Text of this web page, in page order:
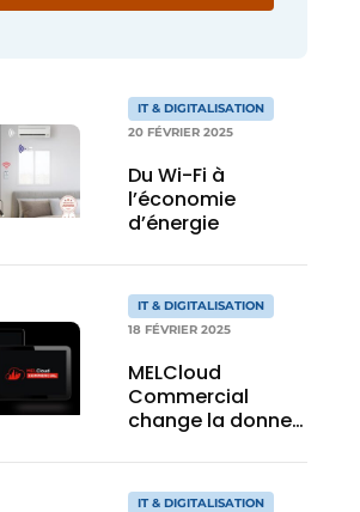
IT & DIGITALISATION
20 FÉVRIER 2025
Du Wi-Fi à
l’économie
d’énergie
IT & DIGITALISATION
18 FÉVRIER 2025
MELCloud
Commercial
change la donne
efficace de
l’énergie
IT & DIGITALISATION